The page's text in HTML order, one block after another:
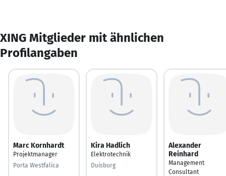
XING Mitglieder mit ähnlichen
Profilangaben
Marc Kornhardt
Projektmanager
Porta Westfalica
Kira Hadlich
Elektrotechnik
Duisburg
Alexander
Reinhard
Management
Consultant